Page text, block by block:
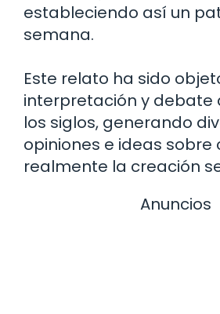
estableciendo así un
semana.
Este relato ha sido
interpretación y debate
los siglos, generando
opiniones e ideas sobre
realmente la creación
Anuncios